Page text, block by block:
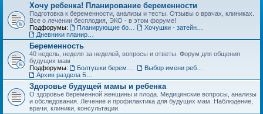
Хочу ребенка! Планирование беременности
Подготовка к беременности, анализы и тесты. Отзывы о врачах, клиниках.
Все о лечении бесплодия, ЭКО - в этом форуме!
Подфорумы:
Беременность
40 недель, неделя за неделей, вопросы и ответы. Форум для общения
будущих мам
Подфорумы:
Здоровье будущей мамы и ребенка
О здоровье беременной женщины и плода. Медицинские вопросы, анализы
и обследования. Лечение и профилактика для будущих мам. Наблюдение,
врачи, клиники, консультации.